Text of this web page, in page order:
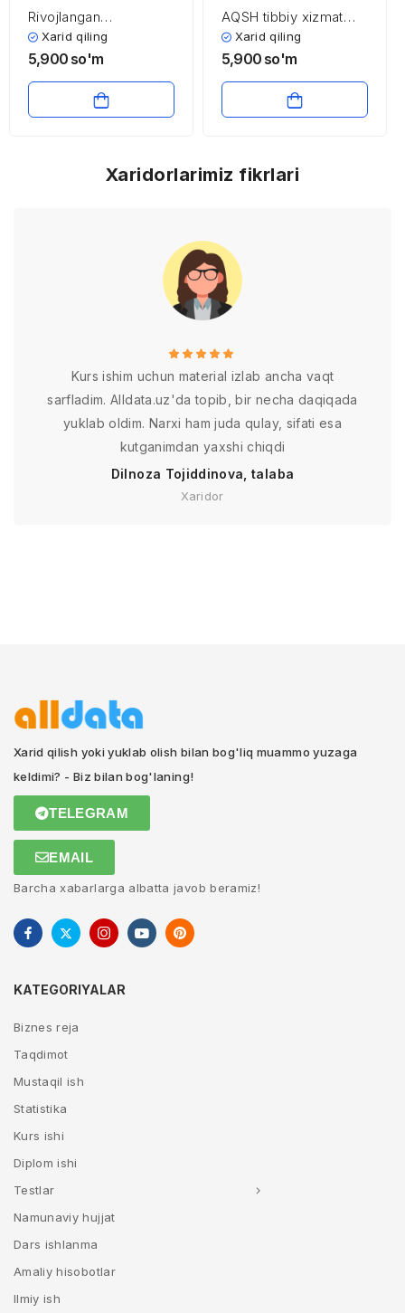
Rivojlangan
mamlakatlarda ta’lim
tizimi
Xarid qiling
5,900 so'm
AQSH tibbiy xizmat
ko’rsatish tizimi
Xarid qiling
5,900 so'm
Xaridorlarimiz fikrlari
Kurs ishim uchun material izlab ancha vaqt
sarfladim. Alldata.uz'da topib, bir necha daqiqada
yuklab oldim. Narxi ham juda qulay, sifati esa
kutganimdan yaxshi chiqdi
Dilnoza Tojiddinova, talaba
Xaridor
Xarid qilish yoki yuklab olish bilan bog'liq muammo yuzaga
keldimi? - Biz bilan bog'laning!
TELEGRAM
EMAIL
Barcha xabarlarga albatta javob beramiz!
KATEGORIYALAR
Biznes reja
Taqdimot
Mustaqil ish
Statistika
Kurs ishi
Diplom ishi
Testlar
Namunaviy hujjat
Dars ishlanma
Amaliy hisobotlar
Ilmiy ish